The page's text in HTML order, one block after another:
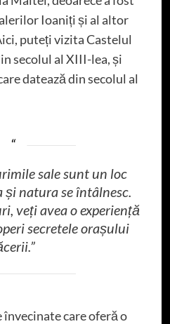
Ioaniți și al altor
puteți vizita Castelul
secolul al XIII-lea, și
datează din secolul al
sale sunt un loc
și natura se întâlnesc.
veți avea o experiență
secretele orașului
învecinate care oferă o